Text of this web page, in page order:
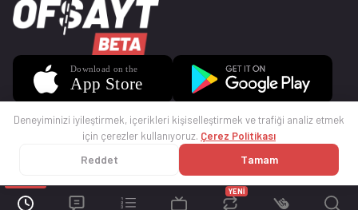
YENİ
© 2025 Ofsayt
Deneyiminizi iyileştirmek, içerikleri kişiselleştirmek ve trafiği analiz etmek
için çerezler kullanıyoruz. Çerez Politikası
Reddet Tamam